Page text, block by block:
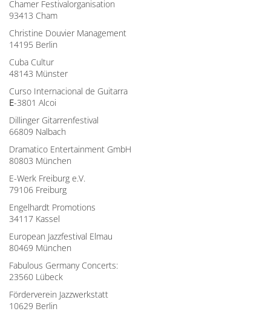
Chamer Festivalorganisation
93413 Cham
Christine Douvier Management
14195 Berlin
Cuba Cultur
48143 Münster
Curso Internacional de Guitarra
E-3801 Alcoi
Dillinger Gitarrenfestival
66809 Nalbach
Dramatico Entertainment GmbH
80803 München
E-Werk Freiburg e.V.
79106 Freiburg
Engelhardt Promotions
34117 Kassel
European Jazzfestival Elmau
80469 München
Fabulous Germany Concerts:
23560 Lübeck
Förderverein Jazzwerkstatt
10629 Berlin